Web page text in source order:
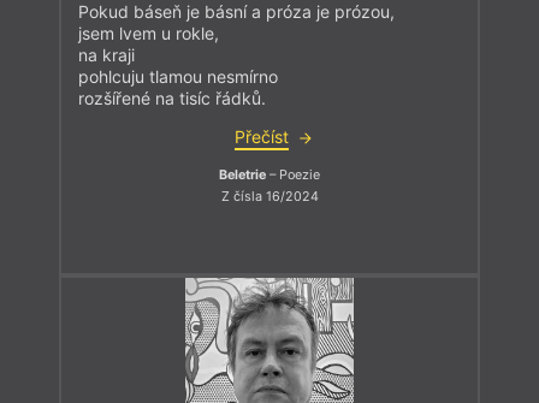
Pokud báseň je básní a próza je prózou,
jsem lvem u rokle,
na kraji
pohlcuju tlamou nesmírno
rozšířené na tisíc řádků.
Přečíst
Beletrie – Poezie
Z čísla 16/2024